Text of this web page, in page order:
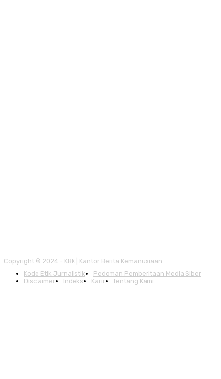
Copyright © 2024 - KBK | Kantor Berita Kemanusiaan
Kode Etik Jurnalistik
Pedoman Pemberitaan Media Siber
Disclaimer
Indeks Karir Tentang Kami